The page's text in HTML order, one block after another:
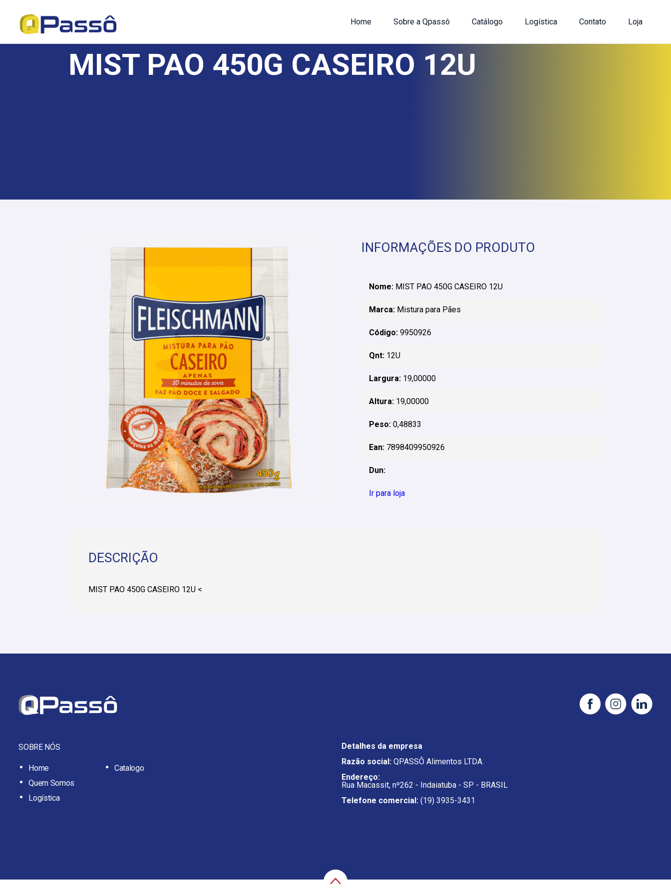
Home Sobre a Qpassô Catálogo Logística Contato Loja
MIST PAO 450G CASEIRO 12U
INFORMAÇÕES DO PRODUTO
Nome:MIST PAO 450G CASEIRO 12U
Marca:Mistura para Pães
Código:9950926
Qnt:12U
Largura:19,00000
Altura:19,00000
Peso:0,48833
Ean:7898409950926
Dun:
Ir para loja
DESCRIÇÃO
MIST PAO 450G CASEIRO 12U <
SOBRE NÓS
Home
Quem Somos
Logística
Catalogo
Detalhes da empresa
Razão social: QPASSÔ Alimentos LTDA.
Endereço:
Rua Macassit, nº262 - Indaiatuba - SP - BRASIL
Telefone comercial: (19) 3935-3431